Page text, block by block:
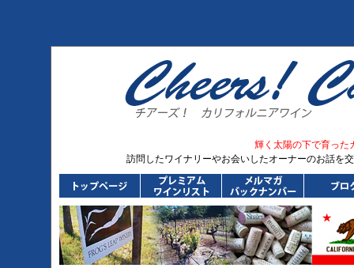
輝く太陽の下で育った
訪問したワイナリーやお会いしたオーナーのお話を